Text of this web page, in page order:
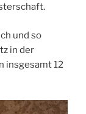
und so
in der
insgesamt 12